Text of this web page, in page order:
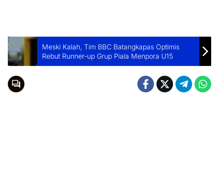
Meski Kalah, Tim BBC Batangkapas Optimis
Rebut Runner-up Grup Piala Menpora U15